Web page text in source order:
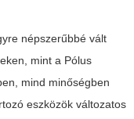
népszerűbbé vált
mint a Pólus
mind minőségben
eszközök változatos